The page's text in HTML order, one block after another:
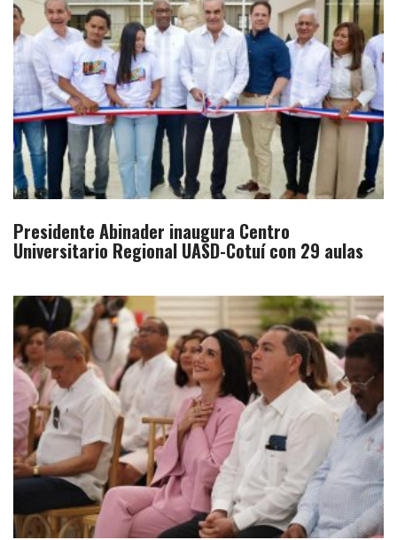
Presidente Abinader inaugura Centro
Universitario Regional UASD-Cotuí con 29 aulas